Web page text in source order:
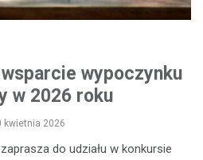
wypoczynku
w 2026 roku
kwietnia 2026
do udziału w konkursie